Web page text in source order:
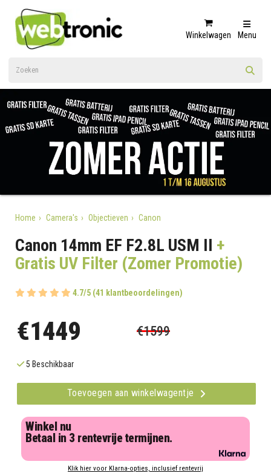
Winkelwagen Menu
Home Camera's Objectieven Canon
Canon 14mm EF F2.8L USM II +
Gratis UV Filter (Zomer Promotie)
4.7/5 (41 klantbeoordelingen)
€1449 €1599
5 Beschikbaar
Toevoegen aan winkelwagentje
Winkel nu
Betaal in 3 rentevrije termijnen.
Klik hier voor Klarna-opties, inclusief rentevrij